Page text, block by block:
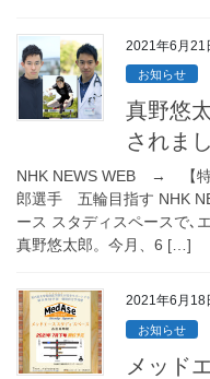
2021年6月21
お知らせ
真野悠
されま
NHK NEWS WEB → 【特
郎選手 五輪目指す NHK
ース スタディスペースで､
真野悠太郎。今月、6 […]
2021年6月18
お知らせ
メッド